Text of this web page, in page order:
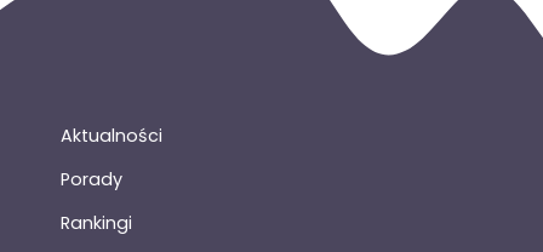
Aktualności
Porady
Rankingi